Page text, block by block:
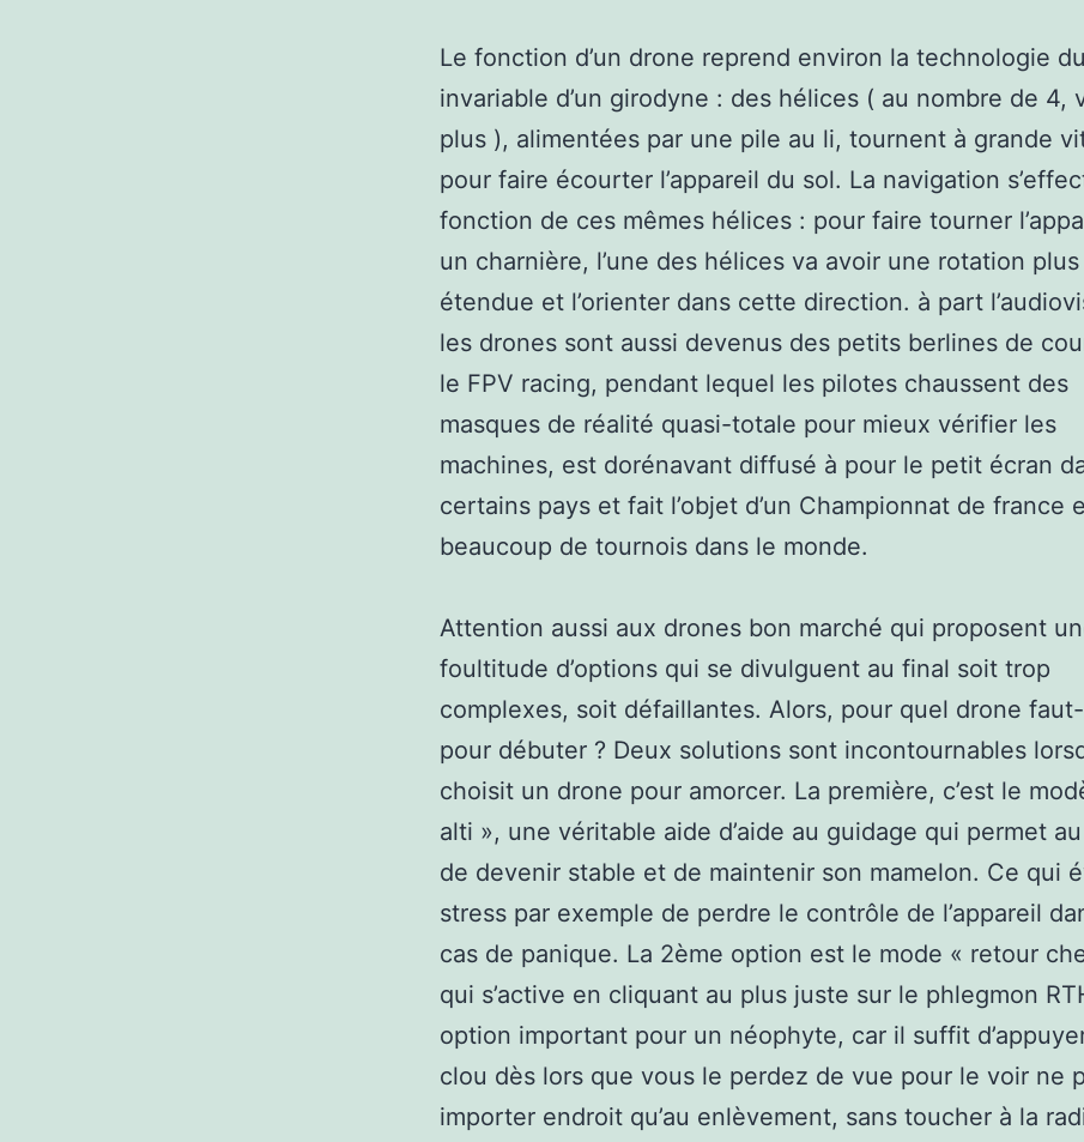
Le fonction d’un drone reprend environ la technologie
invariable d’un girodyne : des hélices ( au nombre de 4,
plus ), alimentées par une pile au li, tournent à grande
pour faire écourter l’appareil du sol. La navigation
fonction de ces mêmes hélices : pour faire tourner
un charnière, l’une des hélices va avoir une rotation plus
étendue et l’orienter dans cette direction. à part
les drones sont aussi devenus des petits berlines de
le FPV racing, pendant lequel les pilotes chaussent des
masques de réalité quasi-totale pour mieux vérifier les
machines, est dorénavant diffusé à pour le petit écran
certains pays et fait l’objet d’un Championnat de france
beaucoup de tournois dans le monde.
Attention aussi aux drones bon marché qui proposent
foultitude d’options qui se divulguent au final soit trop
complexes, soit défaillantes. Alors, pour quel drone
pour débuter ? Deux solutions sont incontournables
choisit un drone pour amorcer. La première, c’est le
alti », une véritable aide d’aide au guidage qui permet
de devenir stable et de maintenir son mamelon. Ce qui
stress par exemple de perdre le contrôle de l’appareil
cas de panique. La 2ème option est le mode « retour
qui s’active en cliquant au plus juste sur le phlegmon
option important pour un néophyte, car il suffit
clou dès lors que vous le perdez de vue pour le voir ne
importer endroit qu’au enlèvement, sans toucher à la